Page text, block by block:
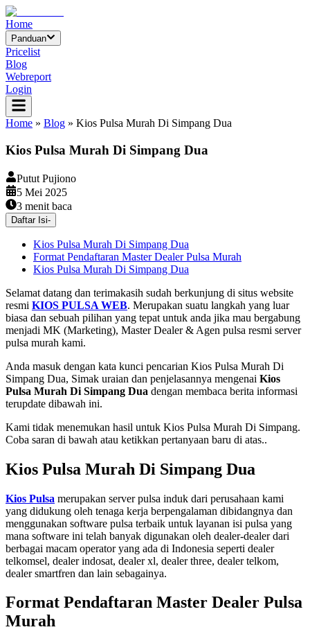
Home
Panduan
Pricelist
Blog
Webreport
Login
Home » Blog » Kios Pulsa Murah Di Simpang Dua
Kios Pulsa Murah Di Simpang Dua
Putut Pujiono
5 Mei 2025
3 menit baca
Daftar Isi-
Kios Pulsa Murah Di Simpang Dua
Format Pendaftaran Master Dealer Pulsa Murah
Kios Pulsa Murah Di Simpang Dua
Selamat datang dan terimakasih sudah berkunjung di situs website
resmi KIOS PULSA WEB. Merupakan suatu langkah yang luar
biasa dan sebuah pilihan yang tepat untuk anda jika mau bergabung
menjadi MK (Marketing), Master Dealer & Agen pulsa resmi server
pulsa murah kami.
Anda masuk dengan kata kunci pencarian Kios Pulsa Murah Di
Simpang Dua, Simak uraian dan penjelasannya mengenai Kios
Pulsa Murah Di Simpang Dua dengan membaca berita informasi
terupdate dibawah ini.
Kami tidak menemukan hasil untuk Kios Pulsa Murah Di Simpang.
Coba saran di bawah atau ketikkan pertanyaan baru di atas..
Kios Pulsa Murah Di Simpang Dua
Kios Pulsa merupakan server pulsa induk dari perusahaan kami
yang didukung oleh tenaga kerja berpengalaman dibidangnya dan
menggunakan software pulsa terbaik untuk layanan isi pulsa yang
mana software ini telah banyak digunakan oleh dealer-dealer dari
berbagai macam operator yang ada di Indonesia seperti dealer
telkomsel, dealer indosat, dealer xl, dealer three, dealer telkom,
dealer smartfren dan lain sebagainya.
Format Pendaftaran Master Dealer Pulsa
Murah